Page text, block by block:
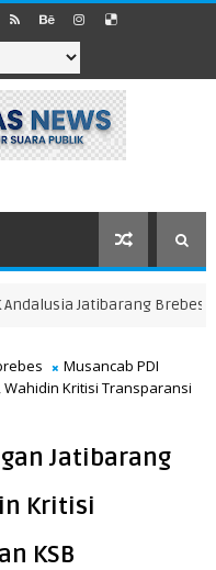
Jatibarang Brebes: Murid
​Musancab PDI
Kritisi Transparansi
Jatibarang
Kritisi
KSB